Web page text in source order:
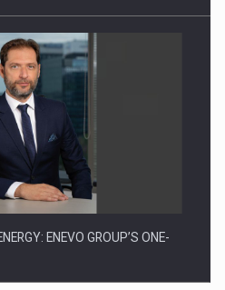
ENEVO GROUP’S ONE-